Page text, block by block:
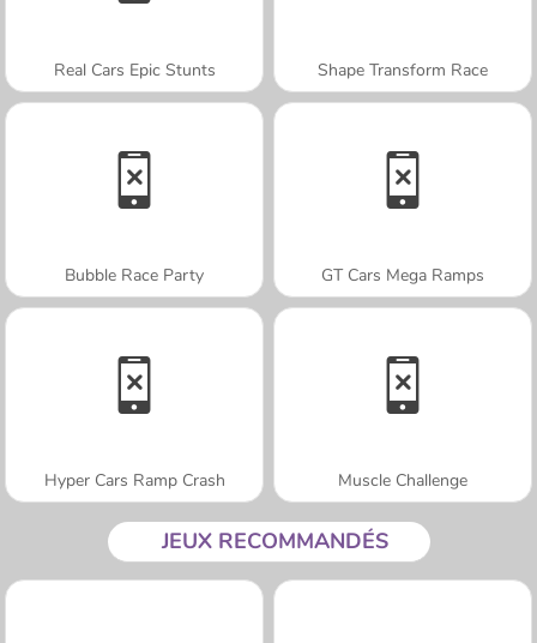
Real Cars Epic Stunts Shape Transform Race
Bubble Race Party GT Cars Mega Ramps
Hyper Cars Ramp Crash Muscle Challenge
JEUX RECOMMANDÉS